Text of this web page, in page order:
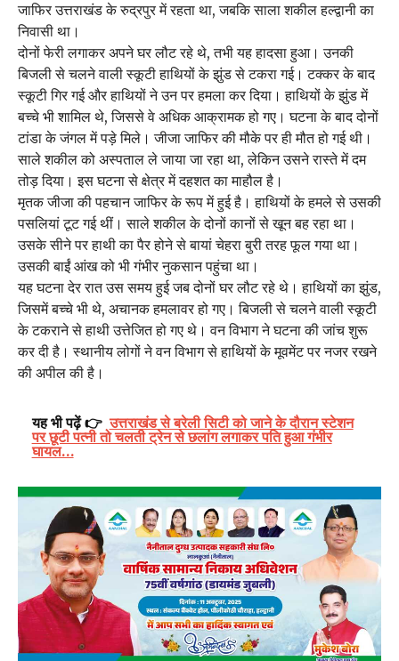
जाफिर उत्तराखंड के रुद्रपुर में रहता था, जबकि साला शकील हल्द्वानी का
निवासी था।
दोनों फेरी लगाकर अपने घर लौट रहे थे, तभी यह हादसा हुआ। उनकी
बिजली से चलने वाली स्कूटी हाथियों के झुंड से टकरा गई। टक्कर के बाद
स्कूटी गिर गई और हाथियों ने उन पर हमला कर दिया। हाथियों के झुंड में
बच्चे भी शामिल थे, जिससे वे अधिक आक्रामक हो गए। घटना के बाद दोनों
टांडा के जंगल में पड़े मिले। जीजा जाफिर की मौके पर ही मौत हो गई थी।
साले शकील को अस्पताल ले जाया जा रहा था, लेकिन उसने रास्ते में दम
तोड़ दिया। इस घटना से क्षेत्र में दहशत का माहौल है।
मृतक जीजा की पहचान जाफिर के रूप में हुई है। हाथियों के हमले से उसकी
पसलियां टूट गई थीं। साले शकील के दोनों कानों से खून बह रहा था।
उसके सीने पर हाथी का पैर होने से बायां चेहरा बुरी तरह फूल गया था।
उसकी बाईं आंख को भी गंभीर नुकसान पहुंचा था।
यह घटना देर रात उस समय हुई जब दोनों घर लौट रहे थे। हाथियों का झुंड,
जिसमें बच्चे भी थे, अचानक हमलावर हो गए। बिजली से चलने वाली स्कूटी
के टकराने से हाथी उत्तेजित हो गए थे। वन विभाग ने घटना की जांच शुरू
कर दी है। स्थानीय लोगों ने वन विभाग से हाथियों के मूवमेंट पर नजर रखने
की अपील की है।
यह भी पढ़ें 👉 उत्तराखंड से बरेली सिटी को जाने के दौरान स्टेशन
पर छूटी पत्नी तो चलती ट्रेन से छलांग लगाकर पति हुआ गंभीर
घायल…